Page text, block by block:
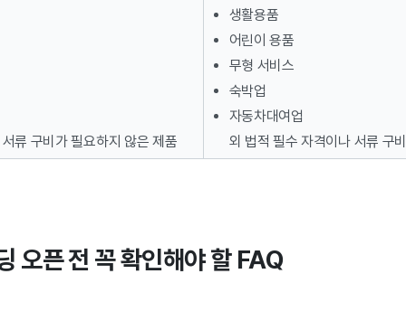
류 구비가 필요하지 않은 제품
생활용품
어린이 용품
무형 서비스
숙박업
자동차대여업
외 법적 필수 자격이나 서류 구
오픈 전 꼭 확인해야 할 FAQ